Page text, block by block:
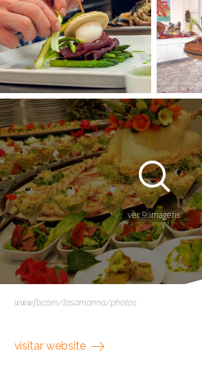
ver 9 imagens
www.fb.com/lasamanna/photos
visitar website